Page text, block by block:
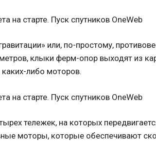
или, по-простому,
клыки ферм-опор выходят из
либо моторов.
тележек, на которых
моторы, которые обеспечивают